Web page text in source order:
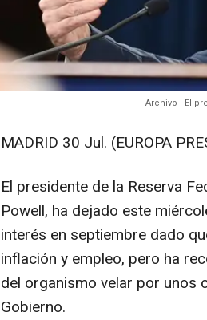
Archivo - El
MADRID 30 Jul. (EUROPA
El presidente de la Reserva
Powell, ha dejado este
interés en septiembre dado
inflación y empleo, pero ha
del organismo velar por unos
Gobierno.